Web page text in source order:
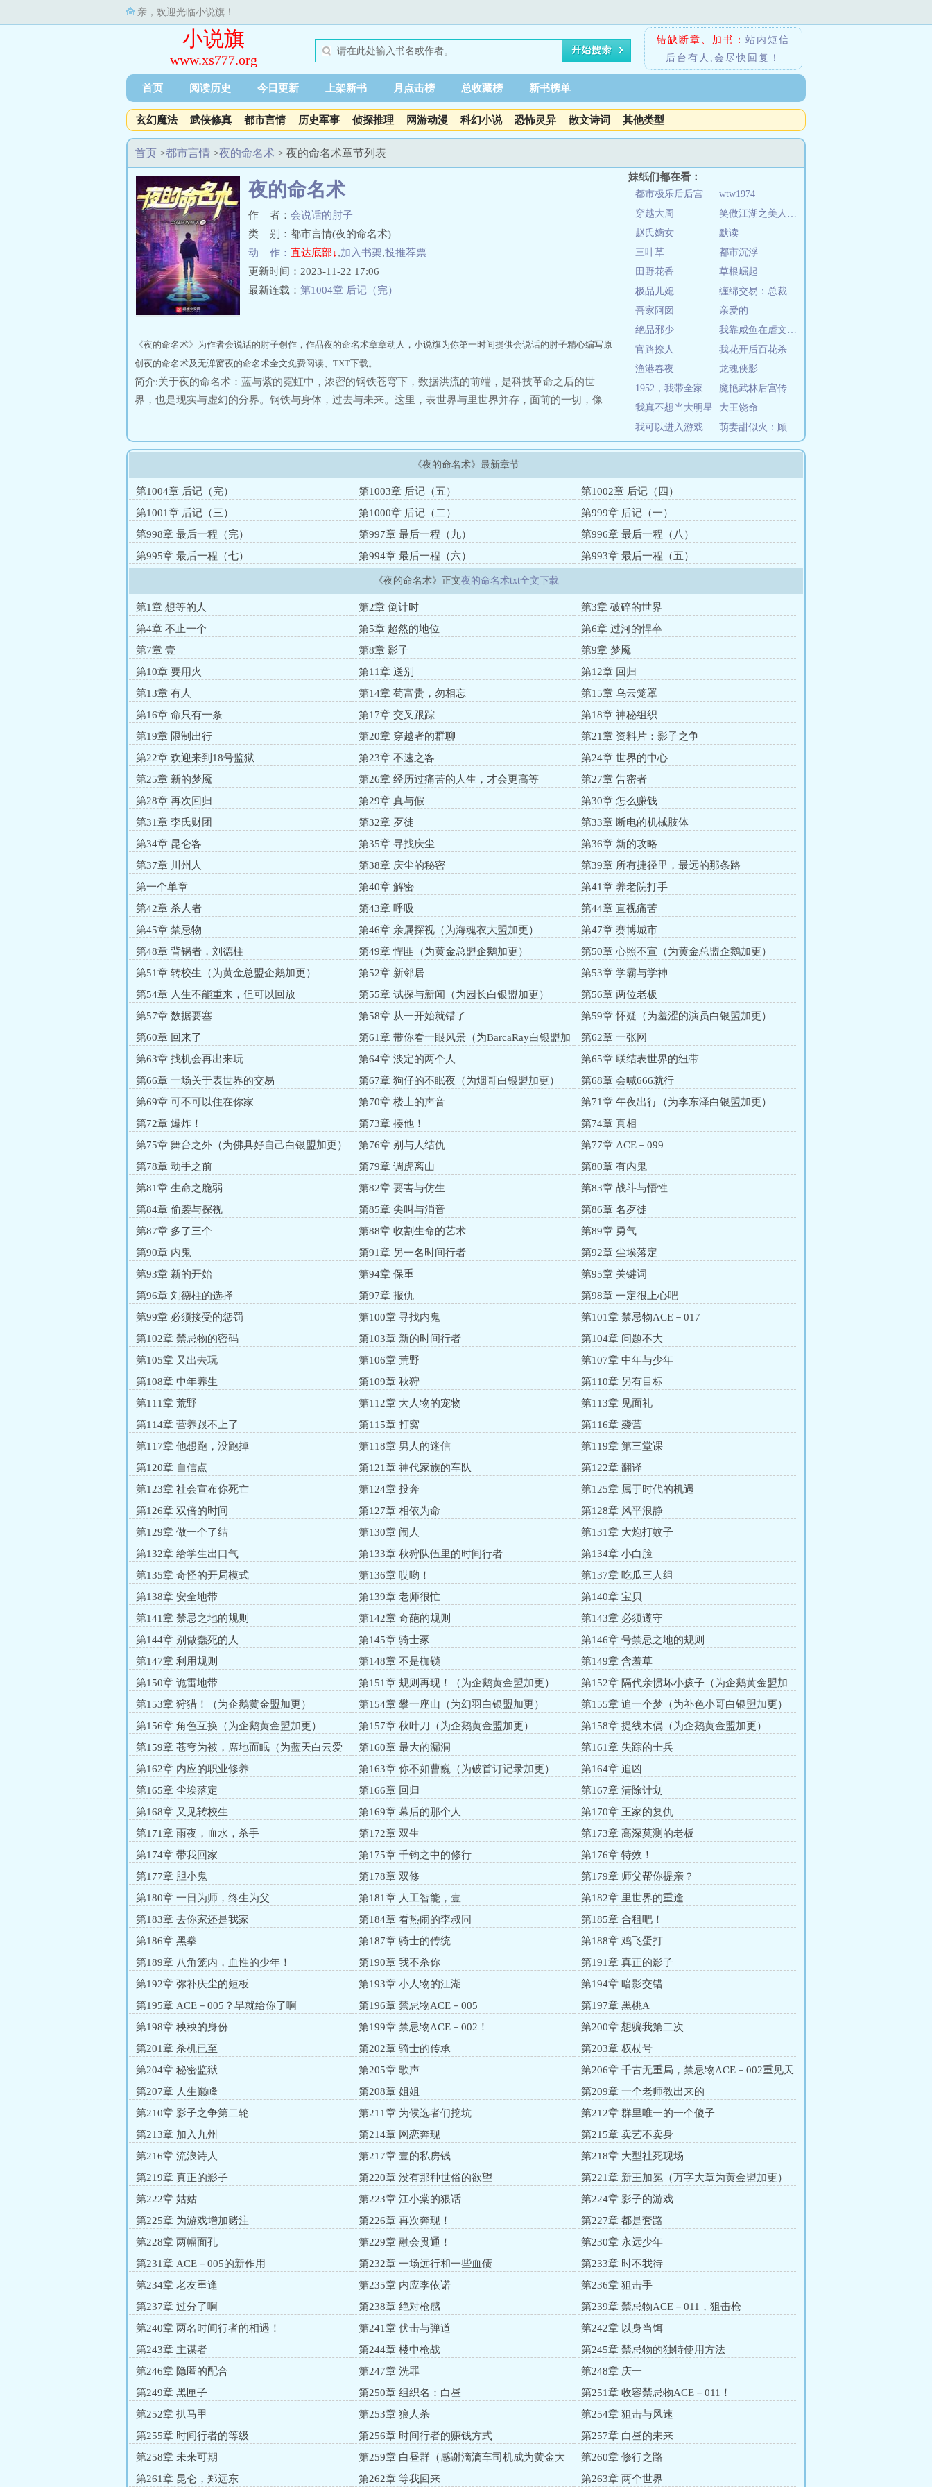
亲，欢迎光临小说旗！
小说旗
www.xs777.org
错缺断章、加书： 站内短信
后台有人,会尽快回复！
首页 阅读历史 今日更新 上架新书 月点击榜 总收藏榜 新书榜单
玄幻魔法 武侠修真 都市言情 历史军事 侦探推理 网游动漫 科幻小说 恐怖灵异 散文诗词 其他类型
首页 >都市言情 >夜的命名术 > 夜的命名术章节列表
妹纸们都在看：
都市极乐后后宫
wtw1974
穿越大周
笑傲江湖之美人的天下
赵氏嫡女
默读
三叶草
都市沉浮
田野花香
草根崛起
极品儿媳
缠绵交易：总裁大人，别太坏
吾家阿囡
亲爱的
绝品邪少
我靠咸鱼在虐文出奇迹
官路撩人
我花开后百花杀
渔港春夜
龙魂侠影
1952，我带全家搬入南锣鼓巷
魔艳武林后宫传
我真不想当大明星
大王饶命
我可以进入游戏
萌妻甜似火：顾少，放肆宠！
夜的命名术
作 者： 会说话的肘子
类 别：都市言情(夜的命名术)
动 作： 直达底部↓,加入书架,投推荐票
更新时间：2023-11-22 17:06
最新连载： 第1004章 后记（完）
《夜的命名术》为作者会说话的肘子创作，作品夜的命名术章章动人，小说旗为你第一时间提供会说话的肘子精心编写原
创夜的命名术及无弹窗夜的命名术全文免费阅读、TXT下载。
简介:关于夜的命名术：蓝与紫的霓虹中，浓密的钢铁苍穹下，数据洪流的前端，是科技革命之后的世
界，也是现实与虚幻的分界。钢铁与身体，过去与未来。这里，表世界与里世界并存，面前的一切，像
《夜的命名术》最新章节
第1004章 后记（完） 第1003章 后记（五）
第1002章 后记（四）
第1001章 后记（三）
第1000章 后记（二）
第999章 后记（一）
第998章 最后一程（完）
第997章 最后一程（九）
第996章 最后一程（八）
第995章 最后一程（七）
第994章 最后一程（六） 第993章 最后一程（五）
《夜的命名术》正文夜的命名术txt全文下载
第1章 想等的人 第2章 倒计时
第3章 破碎的世界
第4章 不止一个
第5章 超然的地位
第6章 过河的悍卒
第7章 壹
第8章 影子
第9章 梦魇
第10章 要用火
第11章 送别
第12章 回归
第13章 有人
第14章 苟富贵，勿相忘
第15章 乌云笼罩
第16章 命只有一条
第17章 交叉跟踪
第18章 神秘组织
第19章 限制出行
第20章 穿越者的群聊
第21章 资料片：影子之争
第22章 欢迎来到18号监狱
第23章 不速之客
第24章 世界的中心
第25章 新的梦魇
第26章 经历过痛苦的人生，才会更高等
第27章 告密者
第28章 再次回归
第29章 真与假
第30章 怎么赚钱
第31章 李氏财团
第32章 歹徒
第33章 断电的机械肢体
第34章 昆仑客
第35章 寻找庆尘
第36章 新的攻略
第37章 川州人
第38章 庆尘的秘密
第39章 所有捷径里，最远的那条路
第一个单章
第40章 解密
第41章 养老院打手
第42章 杀人者
第43章 呼吸
第44章 直视痛苦
第45章 禁忌物
第46章 亲属探视（为海魂衣大盟加更）
第47章 赛博城市
第48章 背锅者，刘德柱
第49章 悍匪（为黄金总盟企鹅加更）
第50章 心照不宣（为黄金总盟企鹅加更）
第51章 转校生（为黄金总盟企鹅加更）
第52章 新邻居
第53章 学霸与学神
第54章 人生不能重来，但可以回放
第55章 试探与新闻（为园长白银盟加更）
第56章 两位老板
第57章 数据要塞
第58章 从一开始就错了
第59章 怀疑（为羞涩的演员白银盟加更）
第60章 回来了
第61章 带你看一眼风景（为BarcaRay白银盟加
更）
第62章 一张网
第63章 找机会再出来玩
第64章 淡定的两个人
第65章 联结表世界的纽带
第66章 一场关于表世界的交易
第67章 狗仔的不眠夜（为烟哥白银盟加更）
第68章 会喊666就行
第69章 可不可以住在你家
第70章 楼上的声音
第71章 午夜出行（为李东泽白银盟加更）
第72章 爆炸！
第73章 揍他！
第74章 真相
第75章 舞台之外（为佛具好自己白银盟加更）
第76章 别与人结仇
第77章 ACE－099
第78章 动手之前
第79章 调虎离山
第80章 有内鬼
第81章 生命之脆弱
第82章 要害与仿生
第83章 战斗与悟性
第84章 偷袭与探视
第85章 尖叫与消音
第86章 名歹徒
第87章 多了三个
第88章 收割生命的艺术
第89章 勇气
第90章 内鬼
第91章 另一名时间行者
第92章 尘埃落定
第93章 新的开始
第94章 保重
第95章 关键词
第96章 刘德柱的选择
第97章 报仇
第98章 一定很上心吧
第99章 必须接受的惩罚
第100章 寻找内鬼
第101章 禁忌物ACE－017
第102章 禁忌物的密码
第103章 新的时间行者
第104章 问题不大
第105章 又出去玩
第106章 荒野
第107章 中年与少年
第108章 中年养生
第109章 秋狩
第110章 另有目标
第111章 荒野
第112章 大人物的宠物
第113章 见面礼
第114章 营养跟不上了
第115章 打窝
第116章 袭营
第117章 他想跑，没跑掉
第118章 男人的迷信
第119章 第三堂课
第120章 自信点
第121章 神代家族的车队
第122章 翻译
第123章 社会宣布你死亡
第124章 投奔
第125章 属于时代的机遇
第126章 双倍的时间
第127章 相依为命
第128章 风平浪静
第129章 做一个了结
第130章 闹人
第131章 大炮打蚊子
第132章 给学生出口气
第133章 秋狩队伍里的时间行者
第134章 小白脸
第135章 奇怪的开局模式
第136章 哎哟！
第137章 吃瓜三人组
第138章 安全地带
第139章 老师很忙
第140章 宝贝
第141章 禁忌之地的规则
第142章 奇葩的规则
第143章 必须遵守
第144章 别做蠢死的人
第145章 骑士冢
第146章 号禁忌之地的规则
第147章 利用规则
第148章 不是枷锁
第149章 含羞草
第150章 诡雷地带
第151章 规则再现！（为企鹅黄金盟加更）
第152章 隔代亲惯坏小孩子（为企鹅黄金盟加
更）
第153章 狩猎！（为企鹅黄金盟加更） 第154章 攀一座山（为幻羽白银盟加更）
第155章 追一个梦（为补色小哥白银盟加更）
第156章 角色互换（为企鹅黄金盟加更）
第157章 秋叶刀（为企鹅黄金盟加更）
第158章 提线木偶（为企鹅黄金盟加更）
第159章 苍穹为被，席地而眠（为蓝天白云爱
睡觉白银盟加更）
第160章 最大的漏洞
第161章 失踪的士兵
第162章 内应的职业修养
第163章 你不如曹巍（为破首订记录加更）
第164章 追凶
第165章 尘埃落定
第166章 回归
第167章 清除计划
第168章 又见转校生
第169章 幕后的那个人
第170章 王家的复仇
第171章 雨夜，血水，杀手
第172章 双生
第173章 高深莫测的老板
第174章 带我回家
第175章 千钧之中的修行
第176章 特效！
第177章 胆小鬼
第178章 双修
第179章 师父帮你提亲？
第180章 一日为师，终生为父
第181章 人工智能，壹
第182章 里世界的重逢
第183章 去你家还是我家
第184章 看热闹的李叔同
第185章 合租吧！
第186章 黑拳
第187章 骑士的传统
第188章 鸡飞蛋打
第189章 八角笼内，血性的少年！
第190章 我不杀你
第191章 真正的影子
第192章 弥补庆尘的短板
第193章 小人物的江湖
第194章 暗影交错
第195章 ACE－005？早就给你了啊
第196章 禁忌物ACE－005
第197章 黑桃A
第198章 秧秧的身份
第199章 禁忌物ACE－002！
第200章 想骗我第二次
第201章 杀机已至
第202章 骑士的传承
第203章 权杖号
第204章 秘密监狱
第205章 歌声
第206章 千古无重局，禁忌物ACE－002重见天
日！
第207章 人生巅峰 第208章 姐姐
第209章 一个老师教出来的
第210章 影子之争第二轮
第211章 为候选者们挖坑
第212章 群里唯一的一个傻子
第213章 加入九州
第214章 网恋奔现
第215章 卖艺不卖身
第216章 流浪诗人
第217章 壹的私房钱
第218章 大型社死现场
第219章 真正的影子
第220章 没有那种世俗的欲望
第221章 新王加冕（万字大章为黄金盟加更）
第222章 姑姑
第223章 江小棠的狠话
第224章 影子的游戏
第225章 为游戏增加赌注
第226章 再次奔现！
第227章 都是套路
第228章 两幅面孔
第229章 融会贯通！
第230章 永远少年
第231章 ACE－005的新作用
第232章 一场远行和一些血债
第233章 时不我待
第234章 老友重逢
第235章 内应李依诺
第236章 狙击手
第237章 过分了啊
第238章 绝对枪感
第239章 禁忌物ACE－011，狙击枪
第240章 两名时间行者的相遇！
第241章 伏击与弹道
第242章 以身当饵
第243章 主谋者
第244章 楼中枪战
第245章 禁忌物的独特使用方法
第246章 隐匿的配合
第247章 洗罪
第248章 庆一
第249章 黑匣子
第250章 组织名：白昼
第251章 收容禁忌物ACE－011！
第252章 扒马甲
第253章 狼人杀
第254章 狙击与风速
第255章 时间行者的等级
第256章 时间行者的赚钱方式
第257章 白昼的未来
第258章 未来可期
第259章 白昼群（感谢滴滴车司机成为黄金大
盟）
第260章 修行之路
第261章 昆仑，郑远东
第262章 等我回来 第263章 两个世界